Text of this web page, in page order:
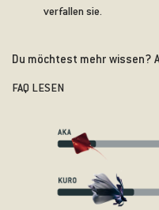
verfallen sie.
Du möchtest mehr wissen?
FAQ LESEN